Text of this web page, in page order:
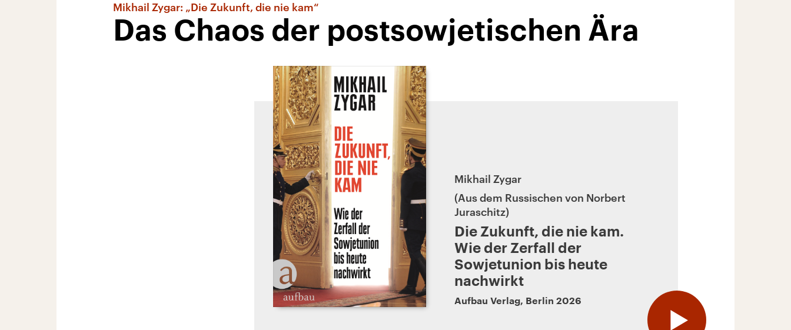
Mikhail Zygar: „Die Zukunft, die nie kam“
Das Chaos der postsowjetischen Ära
Mikhail Zygar
Aus dem Russischen von Norbert
Juraschitz
Die Zukunft, die nie kam.
Wie der Zerfall der
Sowjetunion bis heute
nachwirkt
Aufbau Verlag, Berlin 2026